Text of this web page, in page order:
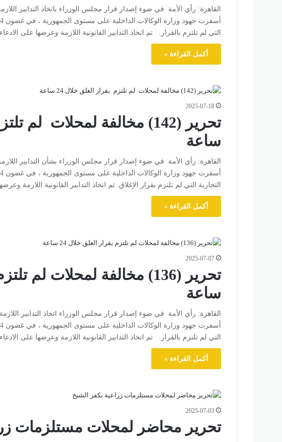
القاهرة: رأي الأمة في ضوء إصدار قرار مجلس الوزراء باتخاذ التدابير
التي لم تلتزم بالقرار. تم اتخاذ التدابير القانونية اللازمة وعرضها على
أكمل القراءة »
2025-07-18
ساعة
القاهرة: رأي الأمة في ضوء إصدار قرار مجلس الوزراء بشأن التدابير
التجارية التي لم تلتزم بقرار الإغلاق. تم اتخاذ التدابير القانونية اللازمة
أكمل القراءة »
2025-07-07
ساعة
القاهرة: رأي الأمة في ضوء إصدار قرار مجلس الوزراء اتخاذ التدابير
التي لم تلتزم بالقرار. تم اتخاذ التدابير القانونية اللازمة وعرضها على
أكمل القراءة »
2025-07-03
تحرير محاضر لمحلات مستلزمات